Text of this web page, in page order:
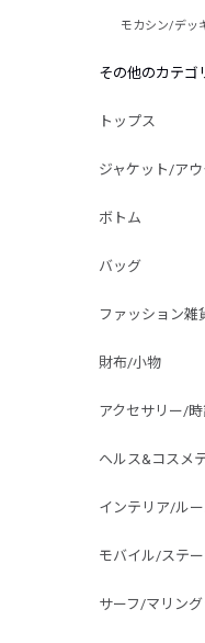
モカシン/デッ
その他のカテゴ
トップス
ジャケット/アウ
ボトム
バッグ
ファッション雑
財布/小物
アクセサリー/
ヘルス&コスメ
インテリア/ル
モバイル/ステ
サーフ/マリン
別注限定 フード付き チェッ